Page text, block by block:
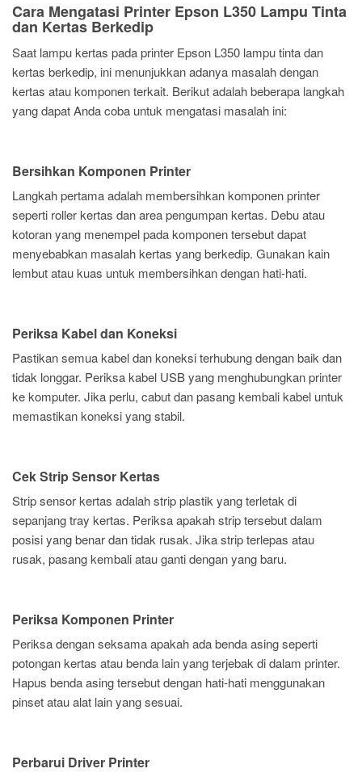
Cara Mengatasi Printer Epson L350 Lampu Tinta
dan Kertas Berkedip
Saat lampu kertas pada printer Epson L350 lampu tinta dan
kertas berkedip, ini menunjukkan adanya masalah dengan
kertas atau komponen terkait. Berikut adalah beberapa langkah
yang dapat Anda coba untuk mengatasi masalah ini:
Bersihkan Komponen Printer
Langkah pertama adalah membersihkan komponen printer
seperti roller kertas dan area pengumpan kertas. Debu atau
kotoran yang menempel pada komponen tersebut dapat
menyebabkan masalah kertas yang berkedip. Gunakan kain
lembut atau kuas untuk membersihkan dengan hati-hati.
Periksa Kabel dan Koneksi
Pastikan semua kabel dan koneksi terhubung dengan baik dan
tidak longgar. Periksa kabel USB yang menghubungkan printer
ke komputer. Jika perlu, cabut dan pasang kembali kabel untuk
memastikan koneksi yang stabil.
Cek Strip Sensor Kertas
Strip sensor kertas adalah strip plastik yang terletak di
sepanjang tray kertas. Periksa apakah strip tersebut dalam
posisi yang benar dan tidak rusak. Jika strip terlepas atau
rusak, pasang kembali atau ganti dengan yang baru.
Periksa Komponen Printer
Periksa dengan seksama apakah ada benda asing seperti
potongan kertas atau benda lain yang terjebak di dalam printer.
Hapus benda asing tersebut dengan hati-hati menggunakan
pinset atau alat lain yang sesuai.
Perbarui Driver Printer